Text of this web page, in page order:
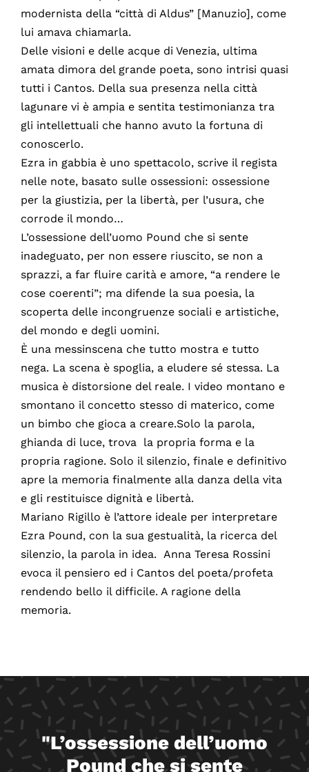
modernista della “città di Aldus” [Manuzio], come
lui amava chiamarla.
Delle visioni e delle acque di Venezia, ultima
amata dimora del grande poeta, sono intrisi quasi
tutti i Cantos. Della sua presenza nella città
lagunare vi è ampia e sentita testimonianza tra
gli intellettuali che hanno avuto la fortuna di
conoscerlo.
Ezra in gabbia è uno spettacolo, scrive il regista
nelle note, basato sulle ossessioni: ossessione
per la giustizia, per la libertà, per l’usura, che
corrode il mondo…
L’ossessione dell’uomo Pound che si sente
inadeguato, per non essere riuscito, se non a
sprazzi, a far fluire carità e amore, “a rendere le
cose coerenti”; ma difende la sua poesia, la
scoperta delle incongruenze sociali e artistiche,
del mondo e degli uomini.
È una messinscena che tutto mostra e tutto
nega. La scena è spoglia, a eludere sé stessa. La
musica è distorsione del reale. I video montano e
smontano il concetto stesso di materico, come
un bimbo che gioca a creare.Solo la parola,
ghianda di luce, trova la propria forma e la
propria ragione. Solo il silenzio, finale e definitivo
apre la memoria finalmente alla danza della vita
e gli restituisce dignità e libertà.
Mariano Rigillo è l’attore ideale per interpretare
Ezra Pound, con la sua gestualità, la ricerca del
silenzio, la parola in idea. Anna Teresa Rossini
evoca il pensiero ed i Cantos del poeta/profeta
rendendo bello il difficile. A ragione della
memoria.
"L’ossessione dell’uomo
Pound che si sente